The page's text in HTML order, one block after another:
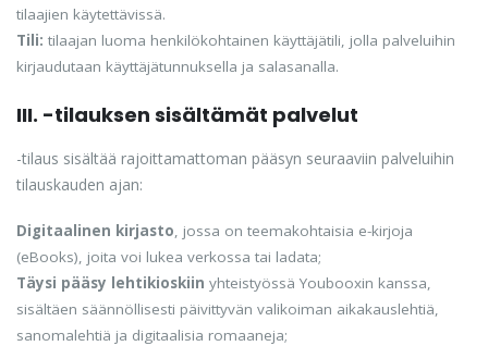
tilaajien käytettävissä.
Tili: tilaajan luoma henkilökohtainen käyttäjätili, jolla palveluihin
kirjaudutaan käyttäjätunnuksella ja salasanalla.
III. -tilauksen sisältämät palvelut
-tilaus sisältää rajoittamattoman pääsyn seuraaviin palveluihin
tilauskauden ajan:
Digitaalinen kirjasto, jossa on teemakohtaisia e-kirjoja
(eBooks), joita voi lukea verkossa tai ladata;
Täysi pääsy lehtikioskiin yhteistyössä Youbooxin kanssa,
sisältäen säännöllisesti päivittyvän valikoiman aikakauslehtiä,
sanomalehtiä ja digitaalisia romaaneja;